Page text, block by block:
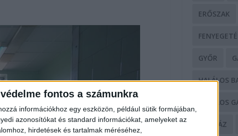
fontos a számunkra
információkhoz egy eszközön, például sütik formájában,
azonosítókat és standard információkat, amelyeket az
hirdetések és tartalmak méréséhez,
ERŐSZAK
GYŐR
HALÁLOS
HALÁLOS
KÓRHÁZ